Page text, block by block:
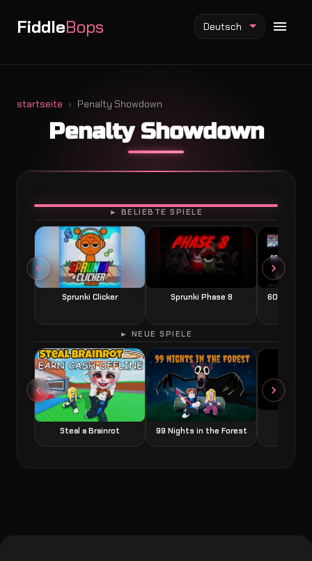
FiddleBops
Fiddlebops Mod
Incredibox Mod
Sprunki Mod
Deutsch
startseite Penalty Showdown
Penalty Showdown
► BELIEBTE SPIELE
Sprunki Clicker Sprunki Phase 8 60
SPIELEN
► NEUE SPIELE
Steal a Brainrot 99 Nights in the Forest